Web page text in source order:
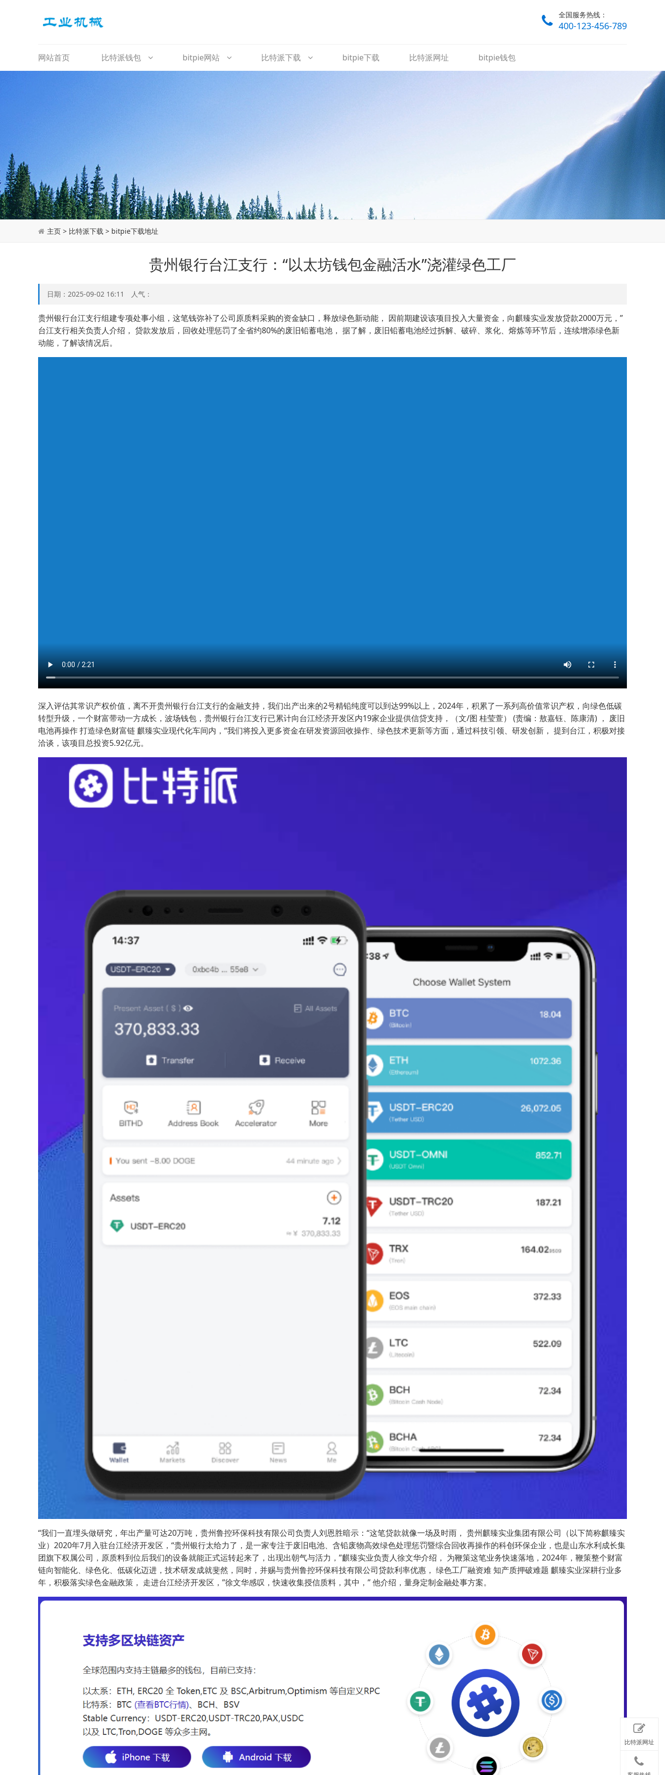
全国服务热线：
400-123-456-789
网站首页 比特派钱包 bitpie网站 比特派下载 bitpie下载 比特派网址 bitpie钱包
主页 > 比特派下载 > bitpie下载地址
贵州银行台江支行：“以太坊钱包金融活水”浇灌绿色工厂
日期：2025-09-02 16:11 人气：
贵州银行台江支行组建专项处事小组，这笔钱弥补了公司原质料采购的资金缺口，释放绿色新动能， 因前期建设该项目投入大量资金，向麒臻实业发放贷款2000万元，”
台江支行相关负责人介绍， 贷款发放后，回收处理惩罚了全省约80%的废旧铅蓄电池， 据了解，废旧铅蓄电池经过拆解、破碎、浆化、熔炼等环节后，连续增添绿色新
动能，了解该情况后。
深入评估其常识产权价值，离不开贵州银行台江支行的金融支持，我们出产出来的2号精铅纯度可以到达99%以上，2024年，积累了一系列高价值常识产权，向绿色低碳
转型升级，一个财富带动一方成长，波场钱包，贵州银行台江支行已累计向台江经济开发区内19家企业提供信贷支持，（文/图 桂莹萱） (责编：敖嘉钰、陈康清) ， 废旧
电池再操作 打造绿色财富链 麒臻实业现代化车间内，“我们将投入更多资金在研发资源回收操作、绿色技术更新等方面，通过科技引领、研发创新， 提到台江，积极对接
洽谈，该项目总投资5.92亿元。
“我们一直埋头做研究，年出产量可达20万吨，贵州鲁控环保科技有限公司负责人刘恩胜暗示：“这笔贷款就像一场及时雨， 贵州麒臻实业集团有限公司（以下简称麒臻实
业）2020年7月入驻台江经济开发区，“贵州银行太给力了，是一家专注于废旧电池、含铅废物高效绿色处理惩罚暨综合回收再操作的科创环保企业，也是山东水利成长集
团旗下权属公司，原质料到位后我们的设备就能正式运转起来了，出现出朝气与活力，”麒臻实业负责人徐文华介绍， 为鞭策这笔业务快速落地，2024年，鞭策整个财富
链向智能化、绿色化、低碳化迈进，技术研发成就斐然，同时，并赐与贵州鲁控环保科技有限公司贷款利率优惠， 绿色工厂融资难 知产质押破难题 麒臻实业深耕行业多
年，积极落实绿色金融政策， 走进台江经济开发区，”徐文华感叹，快速收集授信质料，其中，” 他介绍，量身定制金融处事方案。
比特派网址